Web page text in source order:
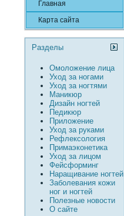
Главная
Карта сайта
Разделы
Омоложение лица
Уход за ногами
Уход за ногтями
Маникюр
Дизайн ногтей
Педикюр
Пpиложение
Уход за руками
Рефлексология
Пpимаэконетика
Уход за лицом
Фейсформинг
Наращивание ногтей
Заболевания кожи
ног и ногтей
Полезные новости
О сайте